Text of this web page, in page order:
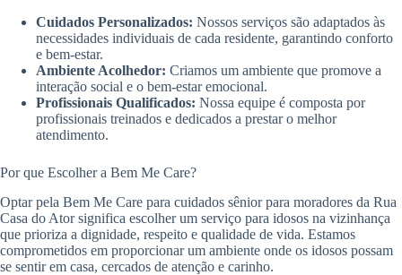
Cuidados Personalizados: Nossos serviços são adaptados às
necessidades individuais de cada residente, garantindo conforto
e bem-estar.
Ambiente Acolhedor: Criamos um ambiente que promove a
interação social e o bem-estar emocional.
Profissionais Qualificados: Nossa equipe é composta por
profissionais treinados e dedicados a prestar o melhor
atendimento.
Por que Escolher a Bem Me Care?
Optar pela Bem Me Care para cuidados sênior para moradores da Rua
Casa do Ator significa escolher um serviço para idosos na vizinhança
que prioriza a dignidade, respeito e qualidade de vida. Estamos
comprometidos em proporcionar um ambiente onde os idosos possam
se sentir em casa, cercados de atenção e carinho.